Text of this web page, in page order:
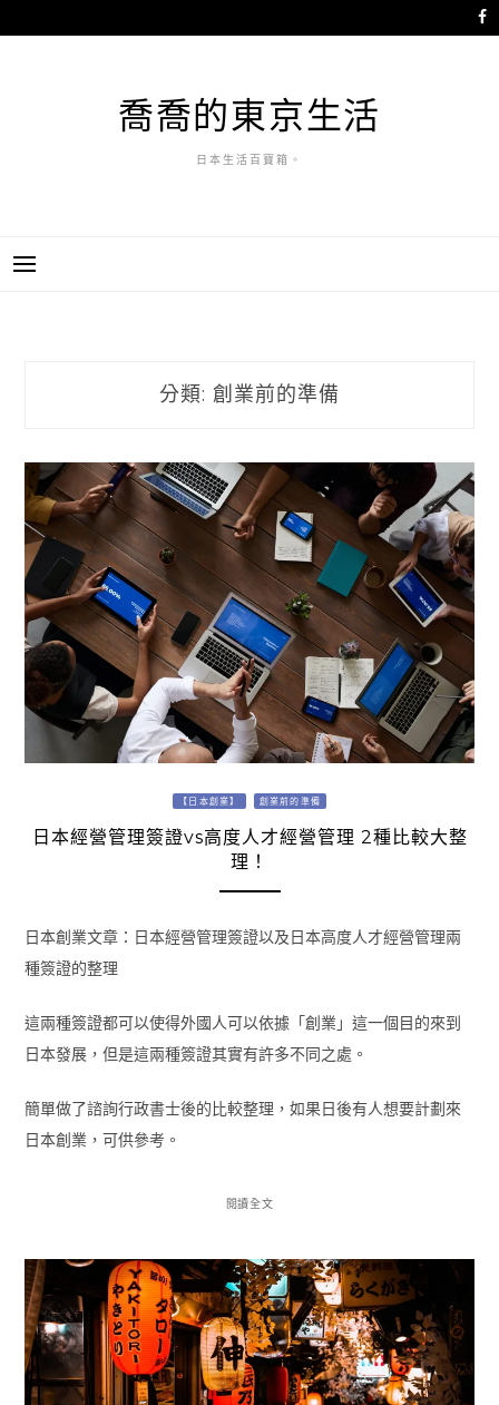
至
喬喬的東京生活
日本生活百寶箱。
分類: 創業前的準備
【日本創業】 創業前的準備
日本經營管理簽證vs高度人才經營管理 2種比較大整
理！
日本創業文章：日本經營管理簽證以及日本高度人才經營管理兩
種簽證的整理
這兩種簽證都可以使得外國人可以依據「創業」這一個目的來到
日本發展，但是這兩種簽證其實有許多不同之處。
簡單做了諮詢行政書士後的比較整理，如果日後有人想要計劃來
日本創業，可供參考。
閱讀全文